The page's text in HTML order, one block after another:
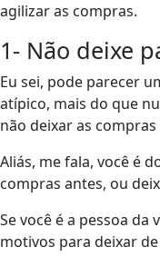
agilizar as compras.
1- Não deixe
Eu sei, pode parecer
atípico, mais do que
não deixar as
Aliás, me fala, você é
compras antes, ou
Se você é a pessoa
motivos para deixar